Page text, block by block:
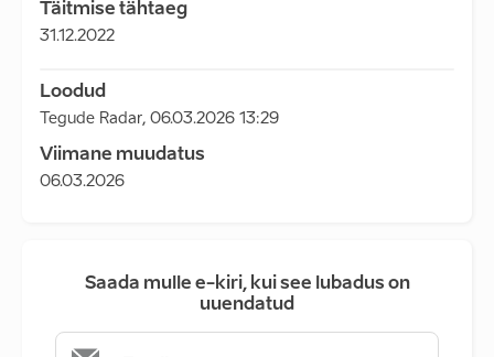
Täitmise tähtaeg
31.12.2022
Loodud
Tegude Radar, 06.03.2026 13:29
Viimane muudatus
06.03.2026
Saada mulle e-kiri, kui see lubadus on
uuendatud